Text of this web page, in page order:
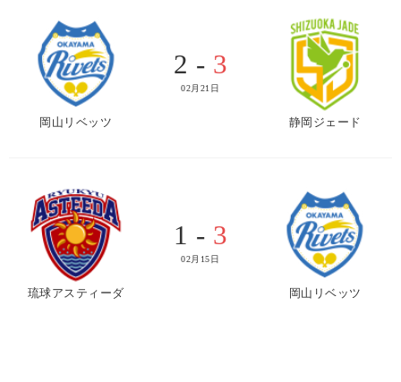
岡山リベッツ
2 - 3
02月21日
静岡ジェード
琉球アスティーダ
1 - 3
02月15日
岡山リベッツ